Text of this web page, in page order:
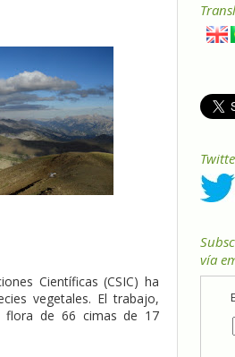
Científicas (CSIC) ha
vegetales. El trabajo,
flora de 66 cimas de 17
vía